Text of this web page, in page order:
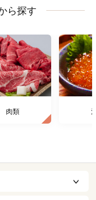
ら探す
肉類